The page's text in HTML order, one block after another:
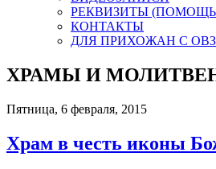
РЕКВИЗИТЫ
КОНТАКТЫ
ДЛЯ ПРИХОЖАН С ОВЗ
ХРАМЫ И
Пятница, 6 февраля, 2015
Храм в честь иконы